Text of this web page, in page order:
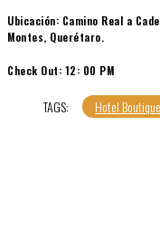
Ubicación: Camino Real a
Montes, Querétaro.
Check Out: 12: 00 PM
TAGS: Hotel